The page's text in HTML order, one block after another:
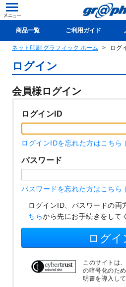
商品一覧 ご利用ガイド
新規会員登録(無料)
ネット印刷 グラフィック ホーム ログ
ログイン
会員様ログイン
ログインID
ログインIDを忘れた方はこちら
パスワード
パスワードを忘れた方はこちら
ログインID、パスワードの両
ちらから先にお手続きをして
ログイ
このサイトは
の暗号化のた
明書を導入して